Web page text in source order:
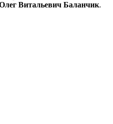
Витальевич Баланчик.